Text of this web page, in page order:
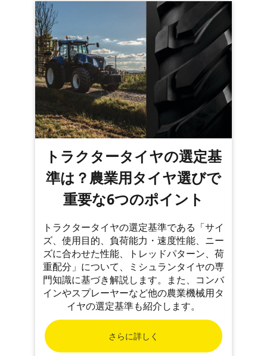
トラクタータイヤの選定基
準は？農業用タイヤ選びで
重要な6つのポイント
トラクタータイヤの選定基準である「サイ
ズ、使用目的、負荷能力・速度性能、ニー
ズに合わせた性能、トレッドパターン、荷
重配分」について、ミシュランタイヤの専
門知識に基づき解説します。また、コンバ
インやスプレーヤーなど他の農業機械用タ
イヤの選定基準も紹介します。
さらに詳しく